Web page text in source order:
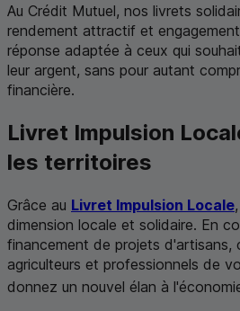
Au Crédit Mutuel, nos livrets
rendement attractif et
réponse adaptée à ceux qui
leur argent, sans pour autant
financière.
Livret Impulsion
les territoires
Grâce au Livret Impulsion Locale
dimension locale et solidaire. En
financement de projets d'artisans,
agriculteurs et professionnels de
donnez un nouvel élan à